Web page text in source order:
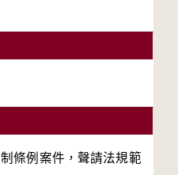
條例案件，聲請法規範